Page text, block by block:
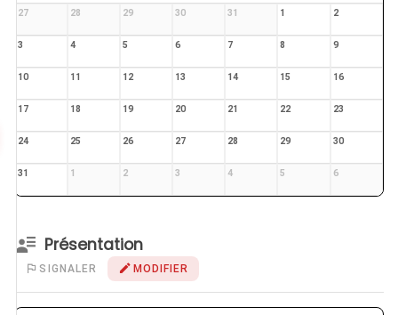
27 28 29 30 31 1 2
3 4 5 6 7 8 9
10 11 12 13 14 15 16
17 18 19 20 21 22 23
24 25 26 27 28 29 30
31 1 2 3 4 5 6
Présentation
SIGNALER MODIFIER